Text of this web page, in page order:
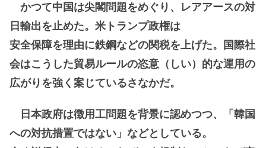
かつて中国は尖閣問題をめぐり、レアアースの対
日輸出を止めた。米トランプ政権は
安全保障を理由に鉄鋼などの関税を上げた。国際社
会はこうした貿易ルールの恣意（しい）的な運用の
広がりを強く案じているさなかだ。
日本政府は徴用工問題を背景に認めつつ、「韓国
への対抗措置ではない」などとしている。